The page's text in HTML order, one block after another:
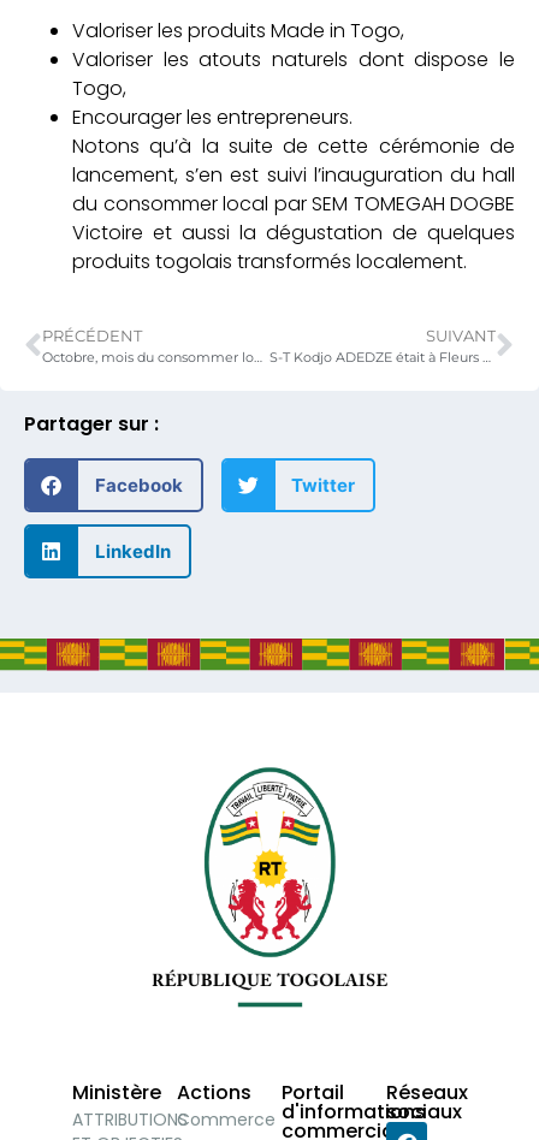
Partager sur :
Facebook Twitter
LinkedIn
Valoriser les produits Made in Togo,
Valoriser les atouts naturels dont dispose le
Togo,
Encourager les entrepreneurs.
Notons qu’à la suite de cette cérémonie de
lancement, s’en est suivi l’inauguration du hall
du consommer local par SEM TOMEGAH DOGBE
Victoire et aussi la dégustation de quelques
produits togolais transformés localement.
PRÉCÉDENT
Octobre, mois du consommer local
SUIVANT
S-T Kodjo ADEDZE était à Fleurs des Champs ce mardi.
Ministère
ATTRIBUTIONS
Actions
Commerce
Portail
d'informations
commerciales
Réseaux
sociaux